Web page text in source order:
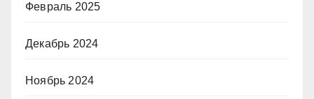
Февраль 2025
Декабрь 2024
Ноябрь 2024